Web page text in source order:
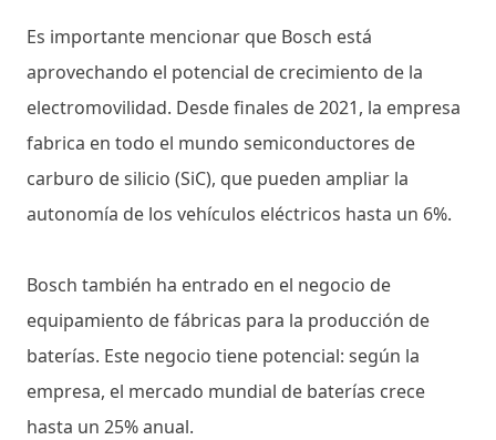
Es importante mencionar que Bosch está
aprovechando el potencial de crecimiento de la
electromovilidad. Desde finales de 2021, la empresa
fabrica en todo el mundo semiconductores de
carburo de silicio (SiC), que pueden ampliar la
autonomía de los vehículos eléctricos hasta un 6%.
Bosch también ha entrado en el negocio de
equipamiento de fábricas para la producción de
baterías. Este negocio tiene potencial: según la
empresa, el mercado mundial de baterías crece
hasta un 25% anual.